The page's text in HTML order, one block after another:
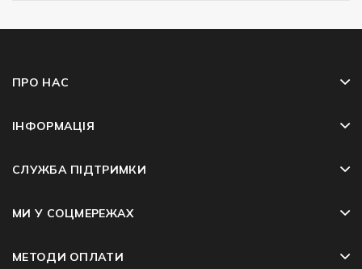
ПРО НАС
ІНФОРМАЦІЯ
СЛУЖБА ПІДТРИМКИ
МИ У СОЦМЕРЕЖАХ
МЕТОДИ ОПЛАТИ